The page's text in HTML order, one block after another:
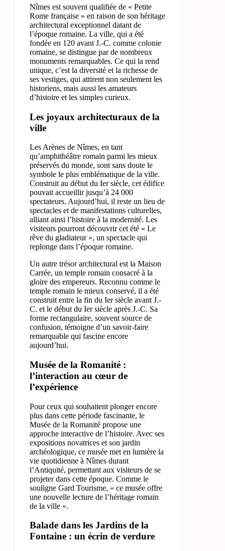
Nîmes est souvent qualifiée de « Petite
Rome française » en raison de son héritage
architectural exceptionnel datant de
l’époque romaine. La ville, qui a été
fondée en 120 avant J.-C. comme colonie
romaine, se distingue par de nombreux
monuments remarquables. Ce qui la rend
unique, c’est la diversité et la richesse de
ses vestiges, qui attirent non seulement les
historiens, mais aussi les amateurs
d’histoire et les simples curieux.
Les joyaux architecturaux de la
ville
Les Arènes de Nîmes, en tant
qu’amphithéâtre romain parmi les mieux
préservés du monde, sont sans doute le
symbole le plus emblématique de la ville.
Construit au début du Ier siècle, cet édifice
pouvait accueillir jusqu’à 24 000
spectateurs. Aujourd’hui, il reste un lieu de
spectacles et de manifestations culturelles,
alliant ainsi l’histoire à la modernité. Les
visiteurs pourront découvrir cet été « Le
rêve du gladiateur », un spectacle qui
replonge dans l’époque romaine.
Un autre trésor architectural est la Maison
Carrée, un temple romain consacré à la
gloire des empereurs. Reconnu comme le
temple romain le mieux conservé, il a été
construit entre la fin du Ier siècle avant J.-
C. et le début du Ier siècle après J.-C. Sa
forme rectangulaire, souvent source de
confusion, témoigne d’un savoir-faire
remarquable qui fascine encore
aujourd’hui.
Musée de la Romanité :
l’interaction au cœur de
l’expérience
Pour ceux qui souhaitent plonger encore
plus dans cette période fascinante, le
Musée de la Romanité propose une
approche interactive de l’histoire. Avec ses
expositions novatrices et son jardin
archéologique, ce musée met en lumière la
vie quotidienne à Nîmes durant
l’Antiquité, permettant aux visiteurs de se
projeter dans cette époque. Comme le
souligne Gard Tourisme, « ce musée offre
une nouvelle lecture de l’héritage romain
de la ville ».
Balade dans les Jardins de la
Fontaine : un écrin de verdure